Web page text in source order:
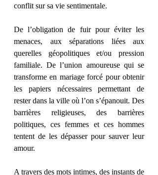
conflit sur sa vie sentimentale.
De l’obligation de fuir pour éviter les
menaces, aux séparations liées aux
querelles géopolitiques et/ou pression
familiale. De l’union amoureuse qui se
transforme en mariage forcé pour obtenir
les papiers nécessaires permettant de
rester dans la ville où l’on s’épanouit. Des
barrières religieuses, des barrières
politiques, ces femmes et ces hommes
tentent de les dépasser pour sauver leur
amour.
A travers des mots intimes, des instants de